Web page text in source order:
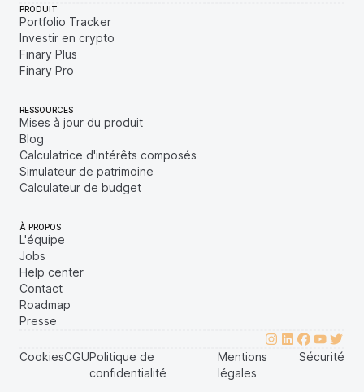
PRODUIT
Portfolio Tracker
Investir en crypto
Finary Plus
Finary Pro
RESSOURCES
Mises à jour du produit
Blog
Calculatrice d'intérêts composés
Simulateur de patrimoine
Calculateur de budget
À PROPOS
L'équipe
Jobs
Help center
Contact
Roadmap
Presse
CookiesCGUPolitique de
confidentialité
Mentions
légales
Sécurité